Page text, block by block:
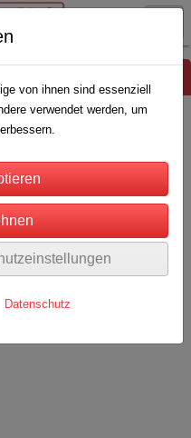
von ihnen sind essenziell
verwendet werden, um
Datenschutz